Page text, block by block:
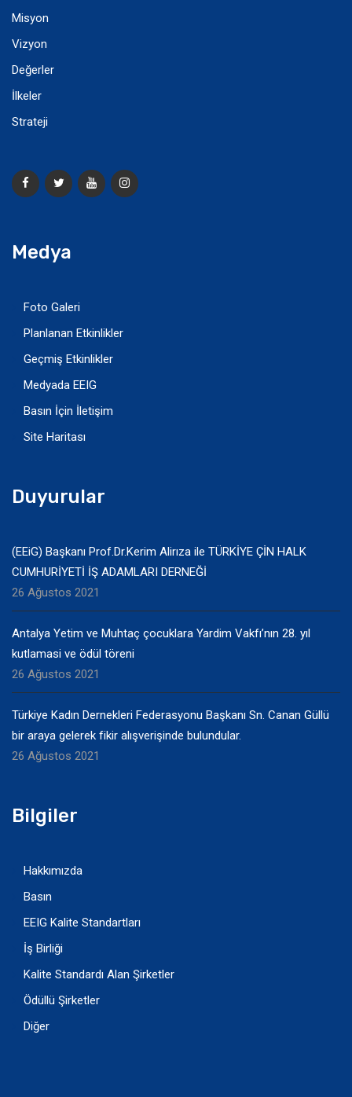
Misyon
Vizyon
Değerler
İlkeler
Strateji
Medya
Foto Galeri
Planlanan Etkinlikler
Geçmiş Etkinlikler
Medyada EEIG
Basın İçin İletişim
Site Haritası
Duyurular
(EEiG) Başkanı Prof.Dr.Kerim Alirıza ile TÜRKİYE ÇİN HALK
CUMHURİYETİ İŞ ADAMLARI DERNEĞİ
26 Ağustos 2021
Antalya Yetim ve Muhtaç çocuklara Yardim Vakfı’nın 28. yıl
kutlamasi ve ödül töreni
26 Ağustos 2021
Türkiye Kadın Dernekleri Federasyonu Başkanı Sn. Canan Güllü
bir araya gelerek fikir alışverişinde bulundular.
26 Ağustos 2021
Bilgiler
Hakkımızda
Basın
EEIG Kalite Standartları
İş Birliği
Kalite Standardı Alan Şirketler
Ödüllü Şirketler
Diğer